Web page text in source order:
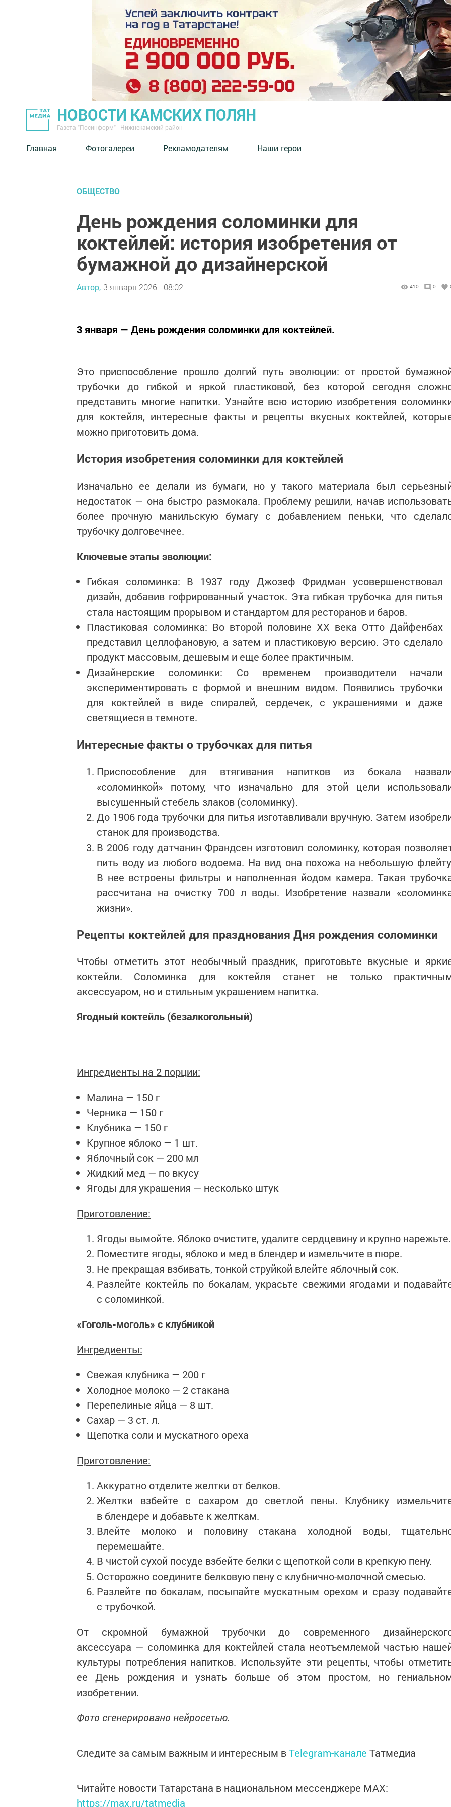
НОВОСТИ КАМСКИХ ПОЛЯН
Газета "Посинформ" - Нижнекамский район
Главная Фотогалереи Рекламодателям Наши герои
ОБЩЕСТВО
День рождения соломинки для
коктейлей: история изобретения от
бумажной до дизайнерской
Автор, 3 января 2026 - 08:02 410 0
3 января — День рождения соломинки для коктейлей.
Это приспособление прошло долгий путь эволюции: от простой
трубочки до гибкой и яркой пластиковой, без которой сегодня
представить многие напитки. Узнайте всю историю изобретения
для коктейля, интересные факты и рецепты вкусных коктейлей,
можно приготовить дома.
История изобретения соломинки для коктейлей
Изначально ее делали из бумаги, но у такого материала был
недостаток — она быстро размокала. Проблему решили, начав
более прочную манильскую бумагу с добавлением пеньки, что
трубочку долговечнее.
Ключевые этапы эволюции:
Гибкая соломинка: В 1937 году Джозеф Фридман усовершенствовал
дизайн, добавив гофрированный участок. Эта гибкая трубочка для питья
стала настоящим прорывом и стандартом для ресторанов и баров.
Пластиковая соломинка: Во второй половине XX века Отто Дайфенбах
представил целлофановую, а затем и пластиковую версию. Это сделало
продукт массовым, дешевым и еще более практичным.
Дизайнерские соломинки: Со временем производители начали
экспериментировать с формой и внешним видом. Появились трубочки
для коктейлей в виде спиралей, сердечек, с украшениями и даже
светящиеся в темноте.
Интересные факты о трубочках для питья
Приспособление для втягивания напитков из бокала
«соломинкой» потому, что изначально для этой цели
высушенный стебель злаков (соломинку).
До 1906 года трубочки для питья изготавливали вручную. Затем
станок для производства.
В 2006 году датчанин Франдсен изготовил соломинку, которая
пить воду из любого водоема. На вид она похожа на небольшую
В нее встроены фильтры и наполненная йодом камера. Такая
рассчитана на очистку 700 л воды. Изобретение назвали
жизни».
Рецепты коктейлей для празднования Дня рождения соломинки
Чтобы отметить этот необычный праздник, приготовьте вкусные и
коктейли. Соломинка для коктейля станет не только
аксессуаром, но и стильным украшением напитка.
Ягодный коктейль (безалкогольный)
Ингредиенты на 2 порции:
Малина — 150 г
Черника — 150 г
Клубника — 150 г
Крупное яблоко — 1 шт.
Яблочный сок — 200 мл
Жидкий мед — по вкусу
Ягоды для украшения — несколько штук
Приготовление:
Ягоды вымойте. Яблоко очистите, удалите сердцевину и крупно нарежьте.
Поместите ягоды, яблоко и мед в блендер и измельчите в пюре.
Не прекращая взбивать, тонкой струйкой влейте яблочный сок.
Разлейте коктейль по бокалам, украсьте свежими ягодами и
с соломинкой.
«Гоголь-моголь» с клубникой
Ингредиенты:
Свежая клубника — 200 г
Холодное молоко — 2 стакана
Перепелиные яйца — 8 шт.
Сахар — 3 ст. л.
Щепотка соли и мускатного ореха
Приготовление:
Аккуратно отделите желтки от белков.
Желтки взбейте с сахаром до светлой пены. Клубнику
в блендере и добавьте к желткам.
Влейте молоко и половину стакана холодной воды,
перемешайте.
В чистой сухой посуде взбейте белки с щепоткой соли в крепкую пену.
Осторожно соедините белковую пену с клубнично-молочной смесью.
Разлейте по бокалам, посыпайте мускатным орехом и сразу
с трубочкой.
От скромной бумажной трубочки до современного
аксессуара — соломинка для коктейлей стала неотъемлемой частью
культуры потребления напитков. Используйте эти рецепты, чтобы
ее День рождения и узнать больше об этом простом, но
изобретении.
Фото сгенерировано нейросетью.
Следите за самым важным и интересным вTelegram-канале Татмедиа
Читайте новости Татарстана в национальном мессенджере MАХ:
https://max.ru/tatmedia